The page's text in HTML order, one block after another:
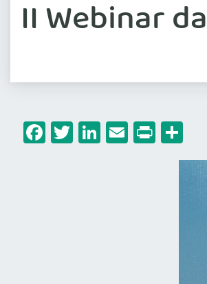
II Webinar
Facebook
Twitter
LinkedIn
Email
Print